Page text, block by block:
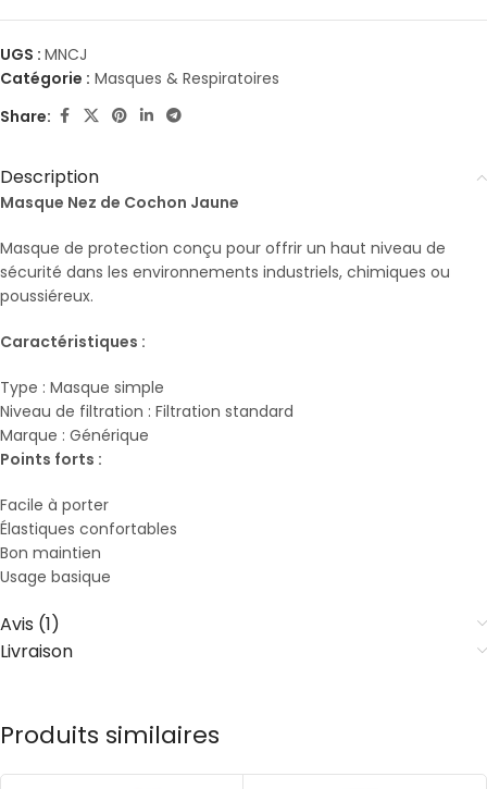
UGS : MNCJ
Catégorie : Masques & Respiratoires
Share:
Description
Masque Nez de Cochon Jaune
Masque de protection conçu pour offrir un haut niveau de
sécurité dans les environnements industriels, chimiques ou
poussiéreux.
Caractéristiques :
Type : Masque simple
Niveau de filtration : Filtration standard
Marque : Générique
Points forts :
Facile à porter
Élastiques confortables
Bon maintien
Usage basique
Avis (1)
Livraison
Produits similaires